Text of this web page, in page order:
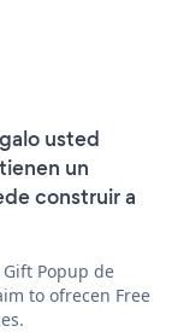
usted
un
construir a
Popup de
to ofrecen Free